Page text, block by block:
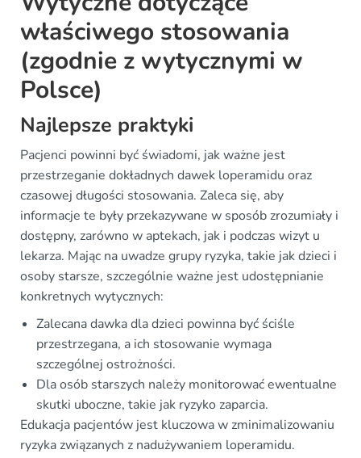
właściwego stosowania
(zgodnie z wytycznymi w
Polsce)
Najlepsze praktyki
Pacjenci powinni być świadomi, jak ważne jest
przestrzeganie dokładnych dawek loperamidu oraz
czasowej długości stosowania. Zaleca się, aby
informacje te były przekazywane w sposób zrozumiały i
dostępny, zarówno w aptekach, jak i podczas wizyt u
lekarza. Mając na uwadze grupy ryzyka, takie jak dzieci i
osoby starsze, szczególnie ważne jest udostępnianie
konkretnych wytycznych:
Zalecana dawka dla dzieci powinna być ściśle
przestrzegana, a ich stosowanie wymaga
szczególnej ostrożności.
Dla osób starszych należy monitorować ewentualne
skutki uboczne, takie jak ryzyko zaparcia.
Edukacja pacjentów jest kluczowa w zminimalizowaniu
ryzyka związanych z nadużywaniem loperamidu.